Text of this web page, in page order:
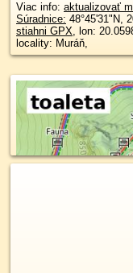
Viac info: aktualizovať
Súradnice: 48°45'31"N,
stiahni GPX, lon:
locality: Muráň,